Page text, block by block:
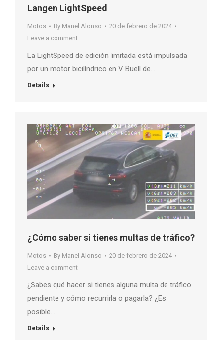
Langen LightSpeed
Motos By Manel Alonso
20 de febrero de 2024
Leave a comment
La LightSpeed de edición limitada está impulsada
por un motor bicilíndrico en V Buell de…
Details
¿Cómo saber si tienes multas de tráfico?
Motos By Manel Alonso
20 de febrero de 2024
Leave a comment
¿Sabes qué hacer si tienes alguna multa de tráfico
pendiente y cómo recurrirla o pagarla? ¿Es
posible…
Details